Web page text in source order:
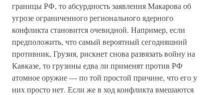
границы РФ, то абсурдность заявления Макарова об
угрозе ограниченного регионального ядерного
конфликта становится очевидной. Например, если
предположить, что самый вероятный сегодняшний
противник, Грузия, рискнет снова развязать войну на
Кавказе, то грузины едва ли применят против РФ
атомное оружие — по той простой причине, что его у
них просто нет. Если же в ход конфликта вмешаются